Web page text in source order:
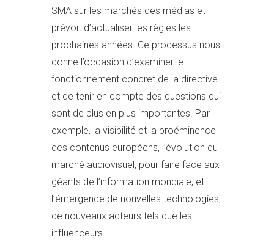
SMA sur les marchés des médias et
prévoit d’actualiser les règles les
prochaines années. Ce processus nous
donne l’occasion d’examiner le
fonctionnement concret de la directive
et de tenir en compte des questions qui
sont de plus en plus importantes. Par
exemple, la visibilité et la proéminence
des contenus européens, l’évolution du
marché audiovisuel, pour faire face aux
géants de l’information mondiale, et
l’émergence de nouvelles technologies,
de nouveaux acteurs tels que les
influenceurs.